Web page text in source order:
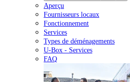
Aperçu
Fournisseurs locaux
Fonctionnement
Services
Types de déménagements
U-Box - Services
FAQ